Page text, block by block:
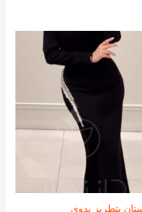
بتطريز يدوي